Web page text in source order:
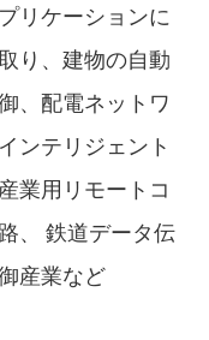
リケーションに
り、建物の自動
、配電ネットワ
ンテリジェント
業用リモートコ
、 鉄道データ伝
産業など